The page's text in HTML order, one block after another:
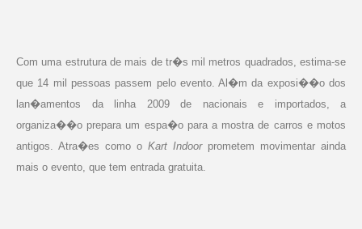
Com uma estrutura de mais de tr�s mil metros quadrados, estima-se
que 14 mil pessoas passem pelo evento. Al�m da exposi��o dos
lan�amentos da linha 2009 de nacionais e importados, a
organiza��o prepara um espa�o para a mostra de carros e motos
antigos. Atra�es como o Kart Indoor prometem movimentar ainda
mais o evento, que tem entrada gratuita.